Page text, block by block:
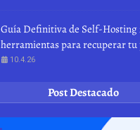
Guía Definitiva de Self-Hosting
herramientas para recuperar
10.4.26
Post Destacado